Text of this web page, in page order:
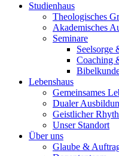
Studienhaus
Theologisches
Akademisches
Seminare
Seelsorge
Coaching
Lebenshaus
Gemeinsames
Dualer
Geistlicher
Unser Standort
Über uns
Glaube &